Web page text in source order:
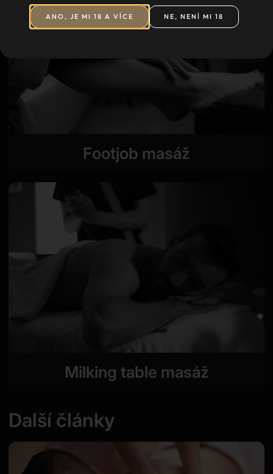
Footjob masáž
Milking table masáž
Další články
ANO, JE MI 18 A VÍCE NE, NENÍ MI 18